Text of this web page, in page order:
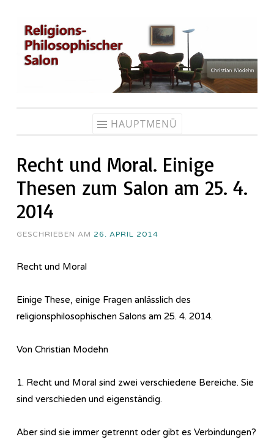
Zum
Inhalt
springen
HAUPTMENÜ
Recht und Moral. Einige
Thesen zum Salon am 25. 4.
2014
GESCHRIEBEN AM 26. APRIL 2014
Recht und Moral
Einige These, einige Fragen anlässlich des
religionsphilosophischen Salons am 25. 4. 2014.
Von Christian Modehn
1. Recht und Moral sind zwei verschiedene Bereiche. Sie
sind verschieden und eigenständig.
Aber sind sie immer getrennt oder gibt es Verbindungen?